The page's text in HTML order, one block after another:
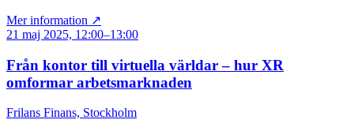
Mer information ↗
21 maj 2025, 12:00–13:00
Från kontor till virtuella världar – hur XR
omformar arbetsmarknaden
Frilans Finans, Stockholm